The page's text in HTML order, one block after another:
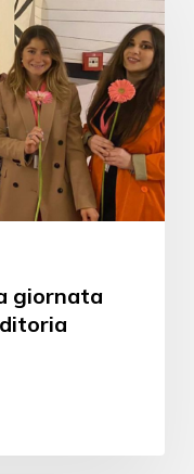
giornata